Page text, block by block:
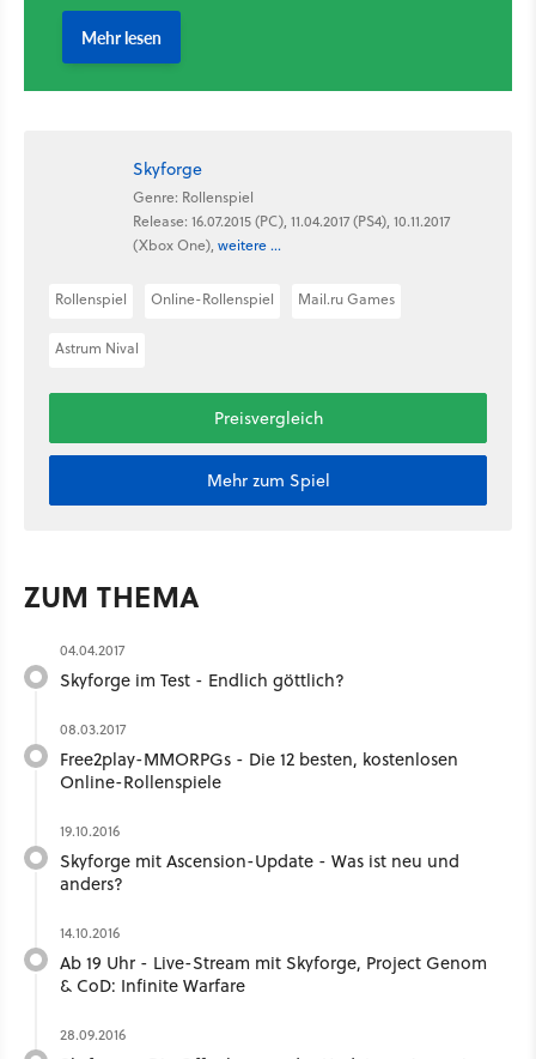
Skyforge
Genre: Rollenspiel
Release: 16.07.2015 (PC), 11.04.2017 (PS4), 10.11.2017
(Xbox One), weitere ...
Rollenspiel Online-Rollenspiel Mail.ru Games
Astrum Nival
Preisvergleich
Mehr zum Spiel
ZUM THEMA
04.04.2017
Skyforge im Test - Endlich göttlich?
08.03.2017
Free2play-MMORPGs - Die 12 besten, kostenlosen
Online-Rollenspiele
19.10.2016
Skyforge mit Ascension-Update - Was ist neu und
anders?
14.10.2016
Ab 19 Uhr - Live-Stream mit Skyforge, Project Genom
& CoD: Infinite Warfare
28.09.2016